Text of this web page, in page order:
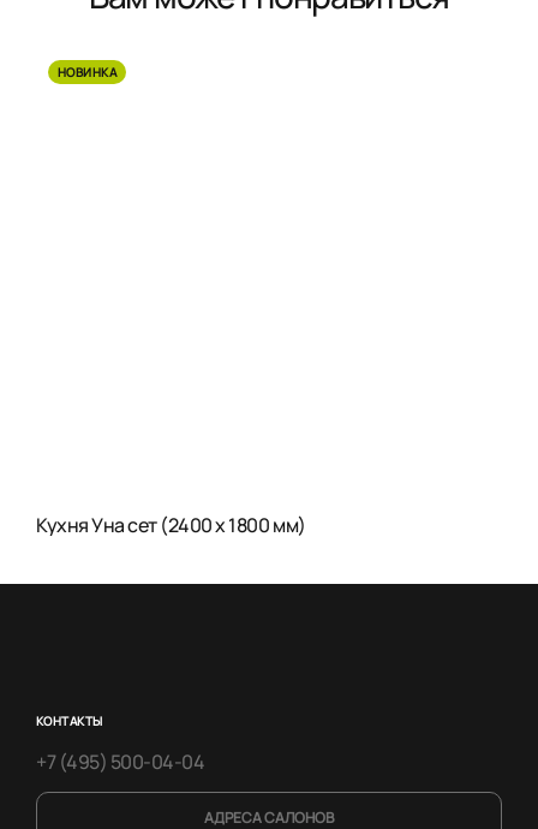
НОВИНКА
Кухня Уна сет (2400 x 1800 мм)
КОНТАКТЫ
+7 (495) 500-04-04
АДРЕСА САЛОНОВ